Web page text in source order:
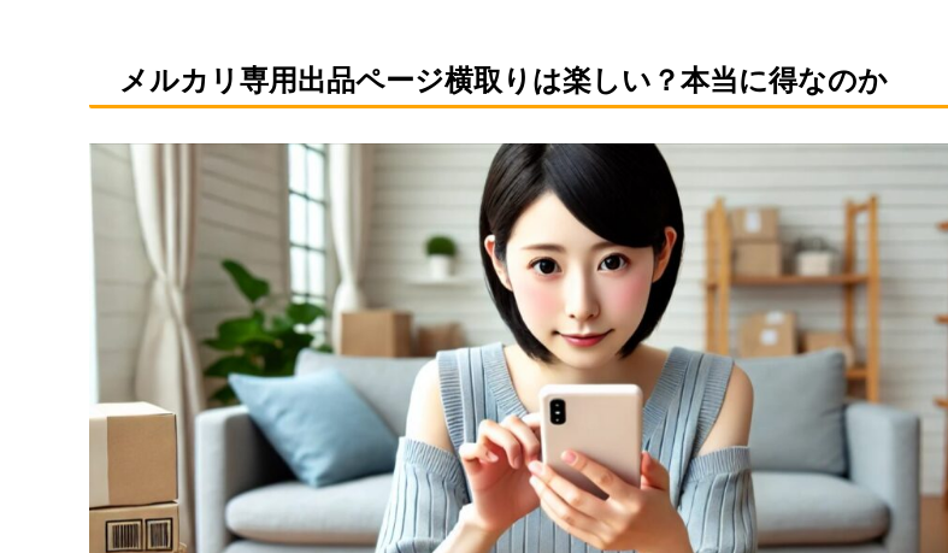
メルカリ専用出品ページ横取りは楽しい？本当に得なのか